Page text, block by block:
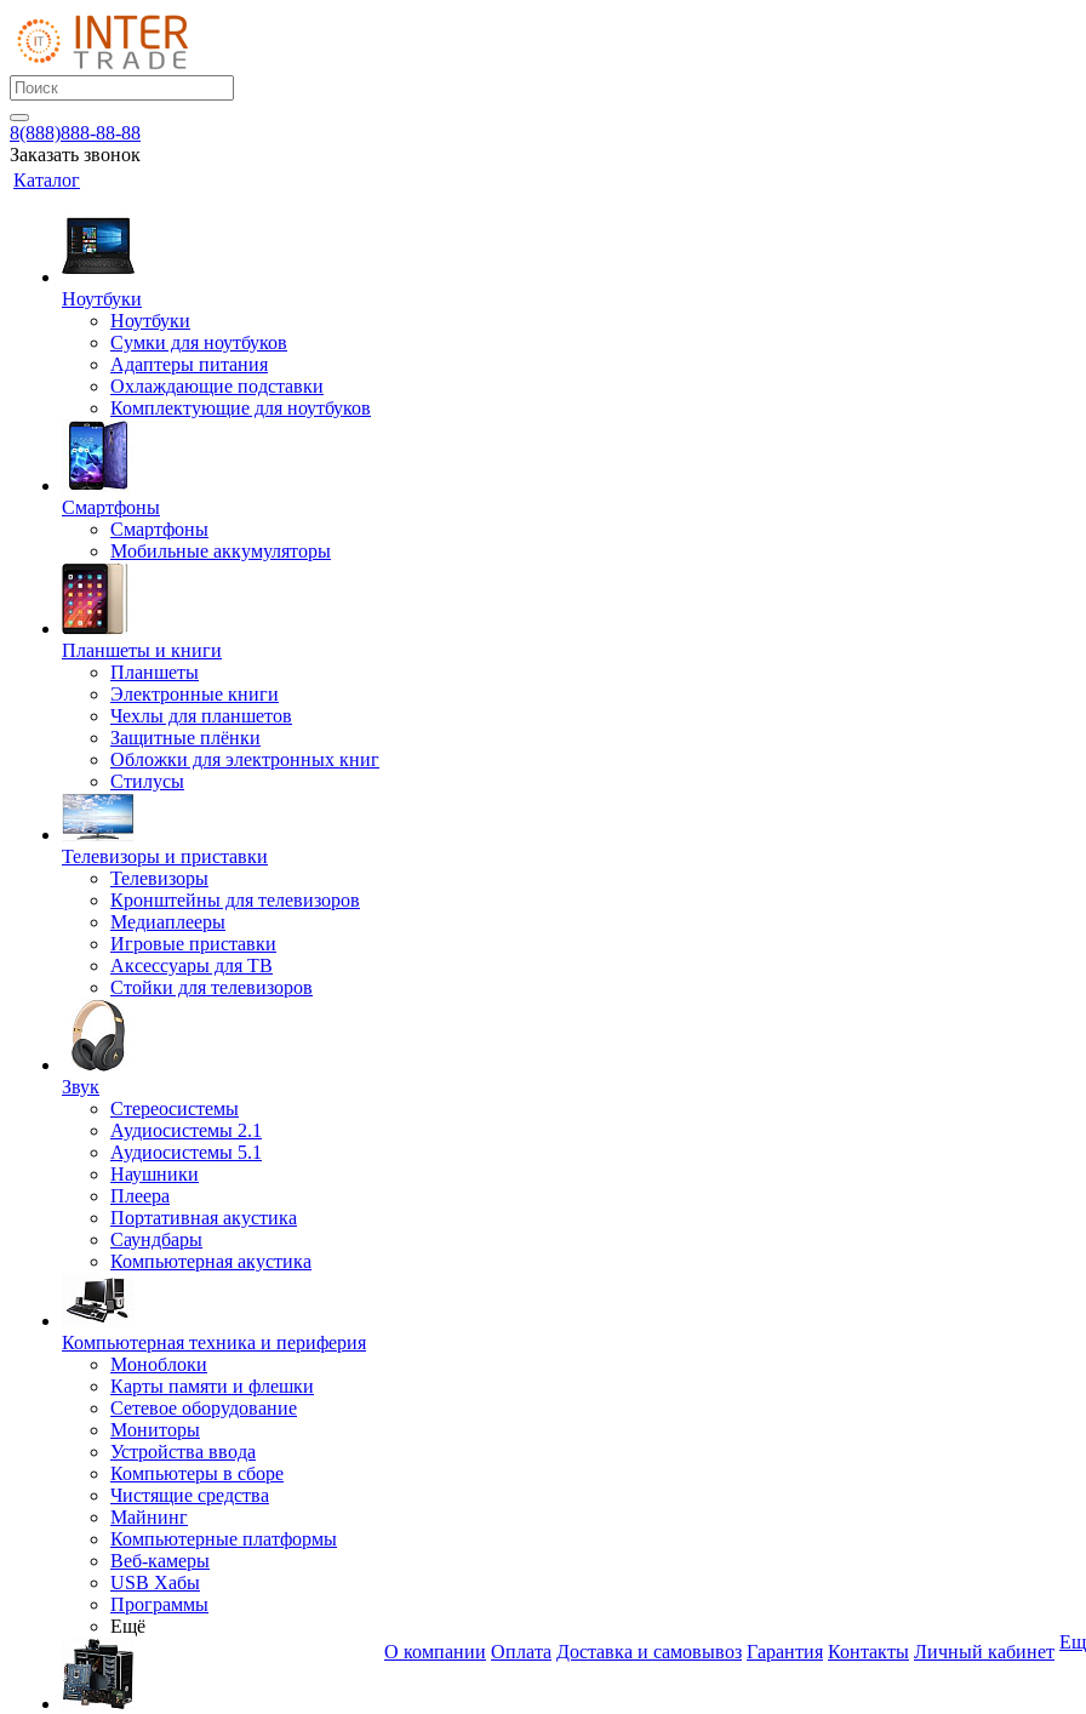
8(888)888-88-88
Заказать звонок
Каталог
Ноутбуки
Ноутбуки
Сумки для ноутбуков
Адаптеры питания
Охлаждающие подставки
Комплектующие для ноутбуков
Смартфоны
Смартфоны
Мобильные аккумуляторы
Планшеты и книги
Планшеты
Электронные книги
Чехлы для планшетов
Защитные плёнки
Обложки для электронных книг
Стилусы
Телевизоры и приставки
Телевизоры
Кронштейны для телевизоров
Медиаплееры
Игровые приставки
Аксессуары для ТВ
Стойки для телевизоров
Звук
Стереосистемы
Аудиосистемы 2.1
Аудиосистемы 5.1
Наушники
Плеера
Портативная акустика
Саундбары
Компьютерная акустика
Компьютерная техника и периферия
Моноблоки
Карты памяти и флешки
Сетевое оборудование
Мониторы
Устройства ввода
Компьютеры в сборе
Чистящие средства
Майнинг
Компьютерные платформы
Веб-камеры
USB Хабы
Программы
Ещё
О компании Оплата Доставка и самовывоз Гарантия Контакты Личный кабинет